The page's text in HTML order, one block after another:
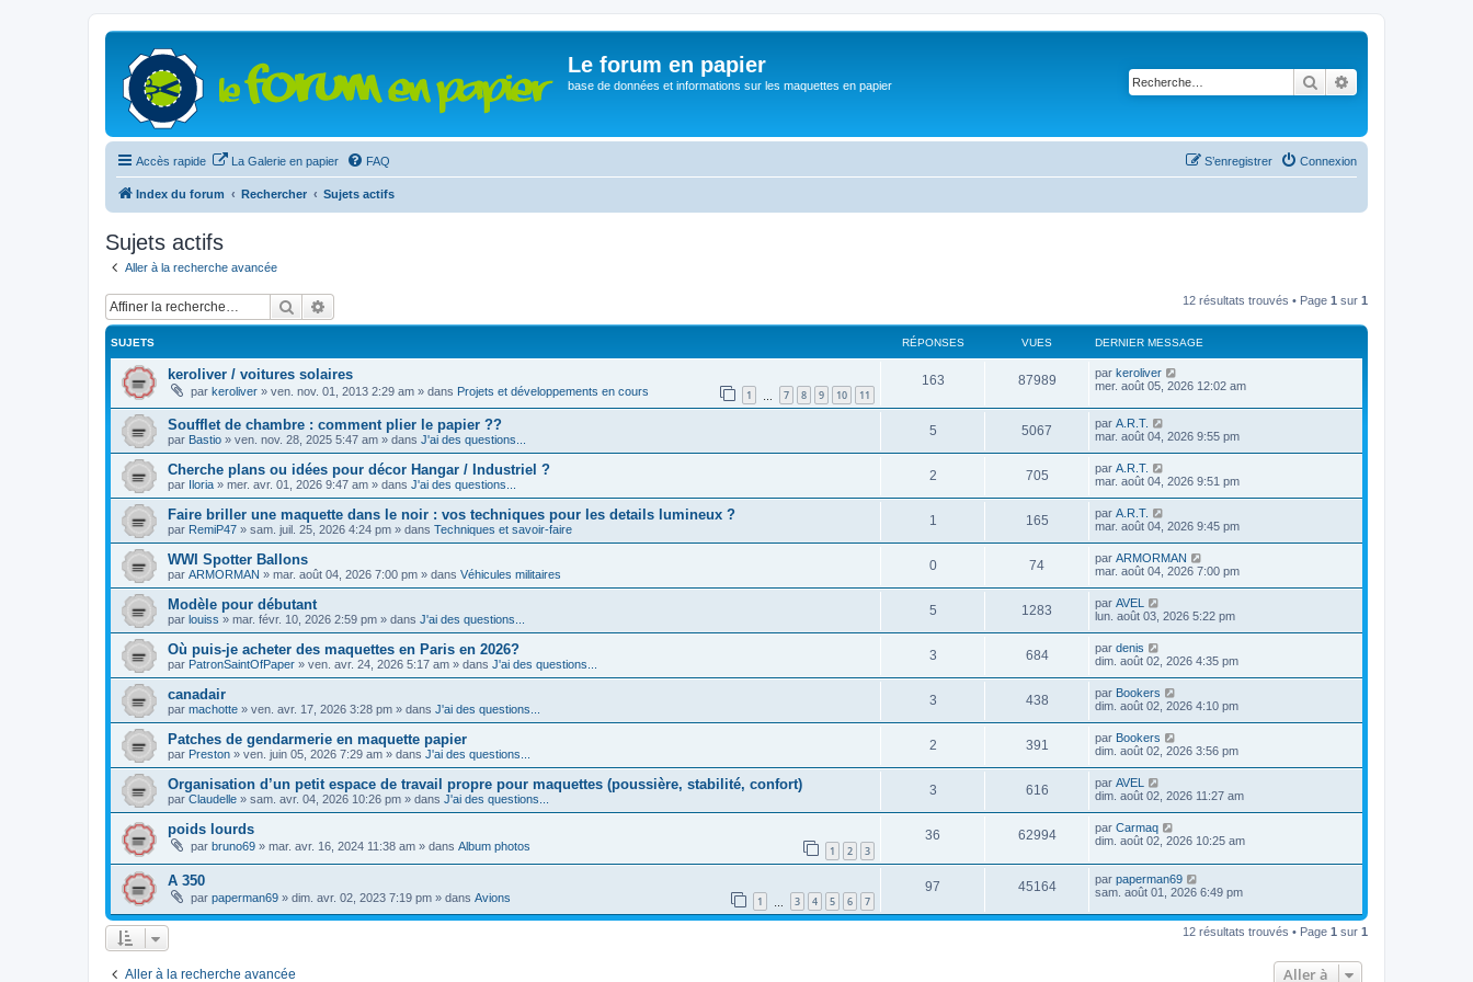
Le forum en papier
base de données et informations sur les maquettes en papier Rechercher
Accès rapide La Galerie en papier FAQ Connexion
S’enregistrer
Index du forum Rechercher Sujets actifs
Sujets actifs
Aller à la recherche avancée
Rechercher 12 résultats trouvés • Page 1 sur 1
SUJETS RÉPONSES VUES DERNIER MESSAGE
keroliver / voitures solaires
par keroliver » ven. nov. 01, 2013 2:29 am » dans Projets et développements en cours 1 7 8 9 10 11
163 87989 par keroliver
mer. août 05, 2026 12:02 am
Soufflet de chambre : comment plier le papier ??
par Bastio » ven. nov. 28, 2025 5:47 am » dans J'ai des questions...
5 5067 par A.R.T.
mar. août 04, 2026 9:55 pm
Cherche plans ou idées pour décor Hangar / Industriel ?
par Iloria » mer. avr. 01, 2026 9:47 am » dans J'ai des questions...
2 705 par A.R.T.
mar. août 04, 2026 9:51 pm
Faire briller une maquette dans le noir : vos techniques pour les details lumineux ?
par RemiP47 » sam. juil. 25, 2026 4:24 pm » dans Techniques et savoir-faire
1 165 par A.R.T.
mar. août 04, 2026 9:45 pm
WWI Spotter Ballons
par ARMORMAN » mar. août 04, 2026 7:00 pm » dans Véhicules militaires
0 74 par ARMORMAN
mar. août 04, 2026 7:00 pm
Modèle pour débutant
par louiss » mar. févr. 10, 2026 2:59 pm » dans J'ai des questions...
5 1283 par AVEL
lun. août 03, 2026 5:22 pm
Où puis-je acheter des maquettes en Paris en 2026?
par PatronSaintOfPaper » ven. avr. 24, 2026 5:17 am » dans J'ai des questions...
3 684 par denis
dim. août 02, 2026 4:35 pm
canadair
par machotte » ven. avr. 17, 2026 3:28 pm » dans J'ai des questions...
3 438 par Bookers
dim. août 02, 2026 4:10 pm
Patches de gendarmerie en maquette papier
par Preston » ven. juin 05, 2026 7:29 am » dans J'ai des questions...
2 391 par Bookers
dim. août 02, 2026 3:56 pm
Organisation d’un petit espace de travail propre pour maquettes (poussière, stabilité, confort)
par Claudelle » sam. avr. 04, 2026 10:26 pm » dans J'ai des questions...
3 616 par AVEL
dim. août 02, 2026 11:27 am
poids lourds
par bruno69 » mar. avr. 16, 2024 11:38 am » dans Album photos 1 2 3
36 62994 par Carmaq
dim. août 02, 2026 10:25 am
A 350
par paperman69 » dim. avr. 02, 2023 7:19 pm » dans Avions 1 3 4 5 6 7
97 45164 par paperman69
sam. août 01, 2026 6:49 pm
12 résultats trouvés • Page 1 sur 1
Aller à la recherche avancée Aller à